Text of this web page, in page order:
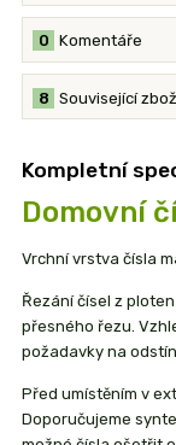
Komentáře
0
Související
8
Kompletní
Domovní
Vrchní vrstva čísla
Řezání čísel z
přesného řezu.
požadavky na
Před umístěním v
Doporučujeme